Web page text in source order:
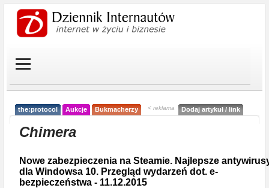
the:protocol Aukcje Bukmacherzy < reklama Dodaj artykuł / link
Chimera
Nowe zabezpieczenia na Steamie. Najlepsze
dla Windowsa 10. Przegląd wydarzeń dot. e-
bezpieczeństwa - 11.12.2015